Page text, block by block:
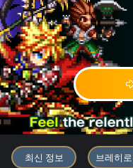
블록체인 게
최신 정보 브레히